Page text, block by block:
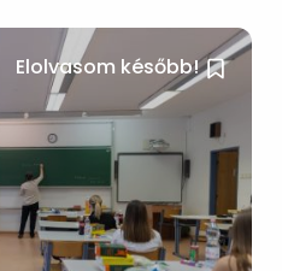
Elolvasom később!